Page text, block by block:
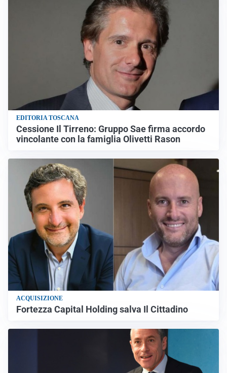
EDITORIA TOSCANA
Cessione Il Tirreno: Gruppo Sae firma accordo
vincolante con la famiglia Olivetti Rason
ACQUISIZIONE
Fortezza Capital Holding salva Il Cittadino